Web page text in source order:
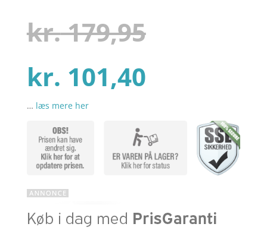
baseret
på
kundebed
kr.179,95
pris
var:
kr.
kr. 101,40Den
aktuelle
pris
er:
… læs mere her